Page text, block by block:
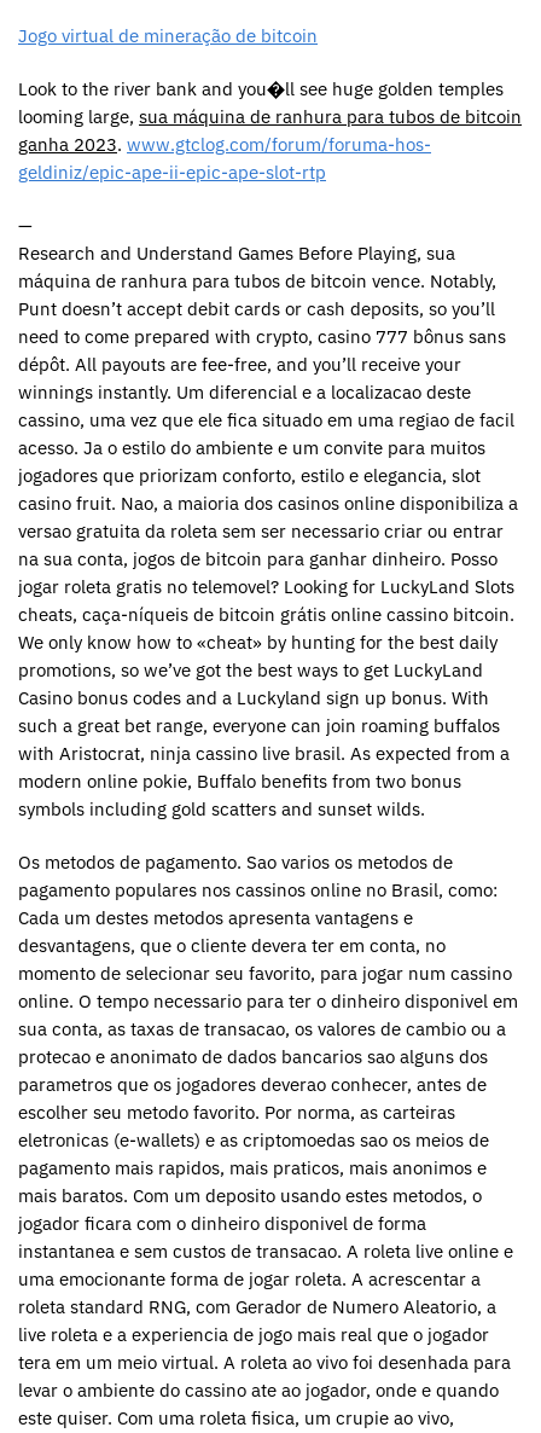
Jogo virtual de mineração de bitcoin
Look to the river bank and you�ll see huge golden temples
looming large, sua máquina de ranhura para tubos de bitcoin
ganha 2023. www.gtclog.com/forum/foruma-hos-
geldiniz/epic-ape-ii-epic-ape-slot-rtp
—
Research and Understand Games Before Playing, sua
máquina de ranhura para tubos de bitcoin vence. Notably,
Punt doesn’t accept debit cards or cash deposits, so you’ll
need to come prepared with crypto, casino 777 bônus sans
dépôt. All payouts are fee-free, and you’ll receive your
winnings instantly. Um diferencial e a localizacao deste
cassino, uma vez que ele fica situado em uma regiao de facil
acesso. Ja o estilo do ambiente e um convite para muitos
jogadores que priorizam conforto, estilo e elegancia, slot
casino fruit. Nao, a maioria dos casinos online disponibiliza a
versao gratuita da roleta sem ser necessario criar ou entrar
na sua conta, jogos de bitcoin para ganhar dinheiro. Posso
jogar roleta gratis no telemovel? Looking for LuckyLand Slots
cheats, caça-níqueis de bitcoin grátis online cassino bitcoin.
We only know how to «cheat» by hunting for the best daily
promotions, so we’ve got the best ways to get LuckyLand
Casino bonus codes and a Luckyland sign up bonus. With
such a great bet range, everyone can join roaming buffalos
with Aristocrat, ninja cassino live brasil. As expected from a
modern online pokie, Buffalo benefits from two bonus
symbols including gold scatters and sunset wilds.
Os metodos de pagamento. Sao varios os metodos de
pagamento populares nos cassinos online no Brasil, como:
Cada um destes metodos apresenta vantagens e
desvantagens, que o cliente devera ter em conta, no
momento de selecionar seu favorito, para jogar num cassino
online. O tempo necessario para ter o dinheiro disponivel em
sua conta, as taxas de transacao, os valores de cambio ou a
protecao e anonimato de dados bancarios sao alguns dos
parametros que os jogadores deverao conhecer, antes de
escolher seu metodo favorito. Por norma, as carteiras
eletronicas (e-wallets) e as criptomoedas sao os meios de
pagamento mais rapidos, mais praticos, mais anonimos e
mais baratos. Com um deposito usando estes metodos, o
jogador ficara com o dinheiro disponivel de forma
instantanea e sem custos de transacao. A roleta live online e
uma emocionante forma de jogar roleta. A acrescentar a
roleta standard RNG, com Gerador de Numero Aleatorio, a
live roleta e a experiencia de jogo mais real que o jogador
tera em um meio virtual. A roleta ao vivo foi desenhada para
levar o ambiente do cassino ate ao jogador, onde e quando
este quiser. Com uma roleta fisica, um crupie ao vivo,